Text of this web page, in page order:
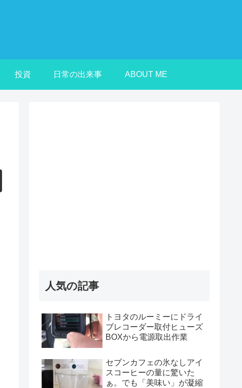
投資 日常の出来事 ABOUT ME
人気の記事
トヨタのルーミーにドライ
ブレコーダー取付ヒューズ
BOXから電源取出作業
セブンカフェの氷なしアイ
スコーヒーの量に驚いた
ぁ。でも「美味い」が凝縮